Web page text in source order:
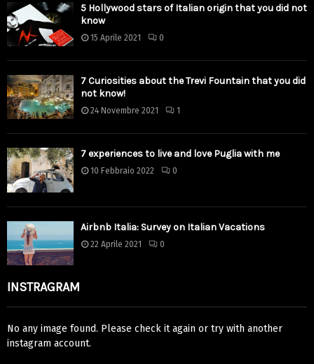
5 Hollywood stars of Italian origin that you did not
know
15 Aprile 2021 0
7 Curiosities about the Trevi Fountain that you did
not know!
24 Novembre 2021 1
7 experiences to live and love Puglia with me
10 Febbraio 2022 0
Airbnb Italia: Survey on Italian Vacations
22 Aprile 2021 0
INSTRAGRAM
No any image found. Please check it again or try with another
instagram account.